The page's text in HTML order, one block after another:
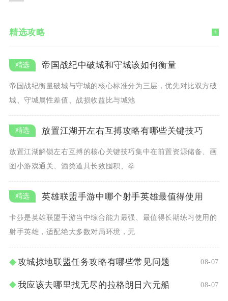
精选攻略 +
帝国战纪中破城和守城该如何衡量
帝国战纪衡量破城与守城的核心标准分为三层，优先对比双方破
城、守城属性差值、战损收益比与城池
放置江湖开左右互搏攻略有哪些关键技巧
放置江湖解锁左右互搏的核心关键技巧集中在前置资源储备、画
图小游戏通关、酒类道具长效囤积、拳
英雄联盟手游中哪个射手英雄最值得使用
卡莎是英雄联盟手游当中综合能力最强、最值得长期练习使用的
射手英雄，适配绝大多数对局环境，无
攻城掠地联盟任务攻略有哪些常见问题 08-07
我应该去哪里找无尽的拉格朗日六元船 08-07